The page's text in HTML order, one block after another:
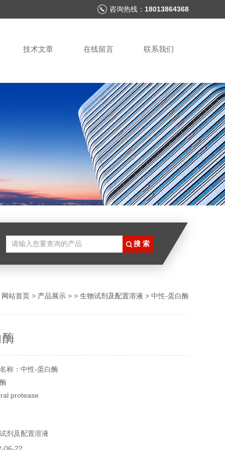
咨询热线： 18013864368
技术文章 在线留言 联系我们
网站首页 > 产品展示 > > 生物试剂及配置溶液 > 中性-蛋白酶
酶
称：中性-蛋白酶
protease
剂及配置溶液